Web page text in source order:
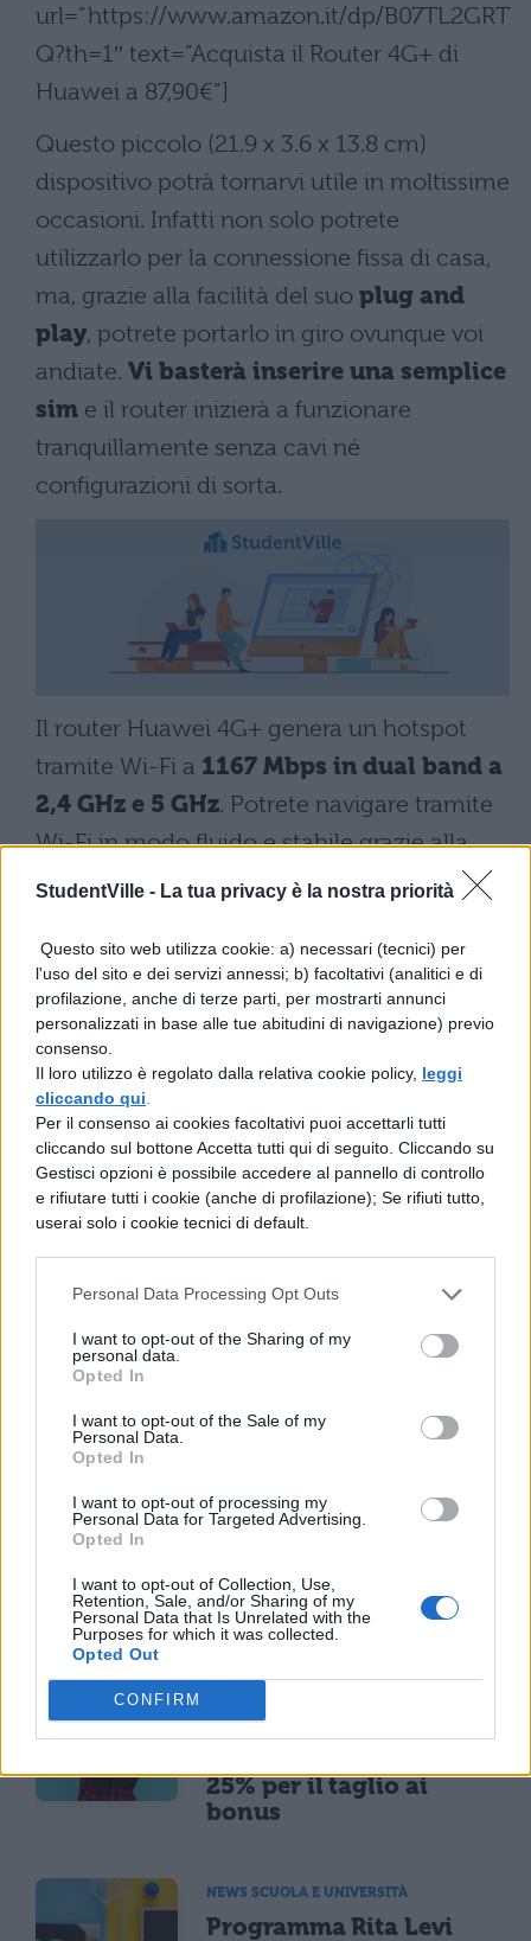
StudentVille - La tua privacy è la nostra priorità
Questo sito web utilizza cookie: a) necessari (tecnici) per
l'uso del sito e dei servizi annessi; b) facoltativi (analitici e di
profilazione, anche di terze parti, per mostrarti annunci
personalizzati in base alle tue abitudini di navigazione) previo
consenso.
Il loro utilizzo è regolato dalla relativa cookie policy, leggi
cliccando qui
Per il consenso ai cookies facoltativi puoi accettarli tutti
cliccando sul bottone Accetta tutti qui di seguito. Cliccando su
Gestisci opzioni è possibile accedere al pannello di controllo
e rifiutare tutti i cookie (anche di profilazione); Se rifiuti tutto,
userai solo i cookie tecnici di default.
Personal Data Processing Opt Outs
I want to opt-out of the Sharing of my
personal data.
Opted In
I want to opt-out of the Sale of my
Personal Data.
Opted In
I want to opt-out of processing my
Personal Data for Targeted Advertising.
Opted In
I want to opt-out of Collection, Use,
Retention, Sale, and/or Sharing of my
Personal Data that Is Unrelated with the
Purposes for which it was collected.
Opted Out
CONFIRM
url=”https://www.amazon.it/dp/B07TL2GRT
Q?th=1″ text=”Acquista il Router 4G+ di
Huawei a 87,90€”]
Questo piccolo (21.9 x 3.6 x 13.8 cm)
dispositivo potrà tornarvi utile in moltissime
occasioni. Infatti non solo potrete
utilizzarlo per la connessione fissa di casa,
ma, grazie alla facilità del suo plug and
play, potrete portarlo in giro ovunque voi
andiate. Vi basterà inserire una semplice
sim e il router inizierà a funzionare
tranquillamente senza cavi né
configurazioni di sorta.
Il router Huawei 4G+ genera un hotspot
tramite Wi-Fi a 1167 Mbps in dual band a
2,4 GHz e 5 GHz. Potrete navigare tramite
Wi-Fi in modo fluido e stabile grazie alla
selezione automatica del segnale migliore
[affiliate_generic type=”button”
url=”https://www.amazon.it/dp/B07TL2GRT
Q?th=1″ text=”Acquista il Router 4G+ di
Huawei a 87,90€”]
Grazie alle 4 porte Ethernet Gigabit, il
Huawey 4G+ router non solo è in grado di
supportare un maggior numero di
dispositivi cablati. Ma grazie aldownload
in 4G+ rapido con 300 Mbps
di velocità,
vi consentirà di guardare video in full HD
senza interruzioni, scaricare file ed
senza perdite di segnale.
TI POTREBBE INTERESSARE
domina con 14.123 lodi
25% per il taglio ai
bonus
NEWS SCUOLA E UNIVERSITÀ
Programma Rita Levi